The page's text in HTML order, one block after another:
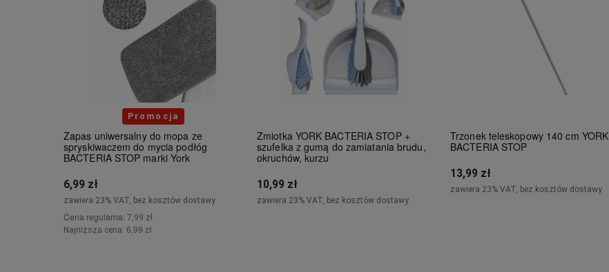
Promocja
Zapas uniwersalny do mopa ze
spryskiwaczem do mycia podłóg
BACTERIA STOP marki York
6,99 zł
zawiera 23% VAT, bez kosztów dostawy
Cena regularna: 7,99 zł
Najniższa cena: 6,99 zł
Zmiotka YORK BACTERIA STOP +
szufelka z gumą do zamiatania brudu,
okruchów, kurzu
10,99 zł
zawiera 23% VAT, bez kosztów dostawy
Trzonek teleskopowy 140 cm YORK
BACTERIA STOP
13,99 zł
zawiera 23% VAT, bez kosztów dostawy